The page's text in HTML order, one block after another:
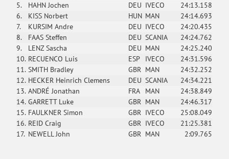
5.
HAHN Jochen DEU IVECO
24:13.158
6.
KISS Norbert HUN MAN
24:14.693
7.
KURSIM Andre DEU IVECO
24:20.435
8.
FAAS Steffen DEU SCANIA
24:24.762
9.
LENZ Sascha DEU MAN
24:25.240
10. RECUENCO Luis ESP IVECO
24:31.596
11. SMITH Bradley GBR MAN
24:32.252
12. HECKER Heinrich Clemens DEU SCANIA
24:34.221
13. ANDRÉ Jonathan FRA MAN
24:38.849
14. GARRETT Luke GBR MAN
24:46.317
15. FAULKNER Simon GBR IVECO
25:08.049
16. REID Craig GBR IVECO
21:25.381
17. NEWELL John GBR MAN 2:09.765